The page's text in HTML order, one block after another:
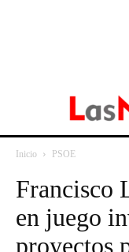
Inicio PSOE
Francisco
en juego
proyectos